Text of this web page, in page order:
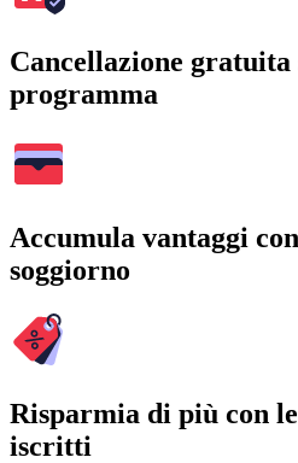
Cancellazione gratuita
programma
Accumula vantaggi
soggiorno
Risparmia di più con
iscritti